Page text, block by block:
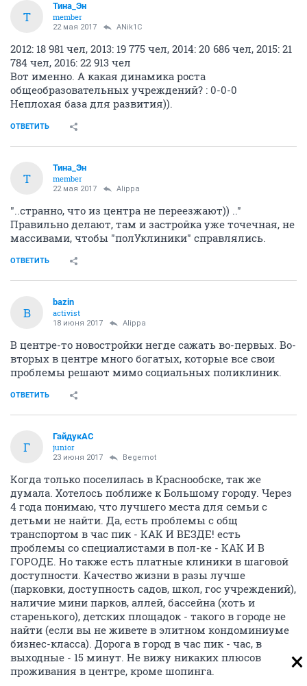
Т
Тина_Эн
member
22 мая 2017 ANik1C
2012: 18 981 чел, 2013: 19 775 чел, 2014: 20 686 чел, 2015: 21
784 чел, 2016: 22 913 чел
Вот именно. А какая динамика роста
общеобразовательных учреждений? : 0-0-0
Неплохая база для развития)).
ОТВЕТИТЬ
Т
Тина_Эн
member
22 мая 2017 Alippa
"..странно, что из центра не переезжают)) .."
Правильно делают, там и застройка уже точечная, не
массивами, чтобы "полУклиники" справлялись.
ОТВЕТИТЬ
B
bazin
activist
18 июня 2017 Alippa
В центре-то новостройки негде сажать во-первых. Во-
вторых в центре много богатых, которые все свои
проблемы решают мимо социальных поликлиник.
ОТВЕТИТЬ
Г
ГайдукАС
junior
23 июня 2017 Begemot
Когда только поселилась в Краснообске, так же
думала. Хотелось поближе к Большому городу. Через
4 года понимаю, что лучшего места для семьи с
детьми не найти. Да, есть проблемы с общ
транспортом в час пик - КАК И ВЕЗДЕ! есть
проблемы со специалистами в пол-ке - КАК И В
ГОРОДЕ. Но также есть платные клиники в шаговой
доступности. Качество жизни в разы лучше
(парковки, доступность садов, школ, гос учреждений),
наличие мини парков, аллей, бассейна (хоть и
старенького), детских площадок - такого в городе не
найти (если вы не живете в элитном кондоминиуме
бизнес-класса). Дорога в город в час пик - час, в
выходные - 15 минут. Не вижу никаких плюсов
проживания в центре, кроме шопинга.